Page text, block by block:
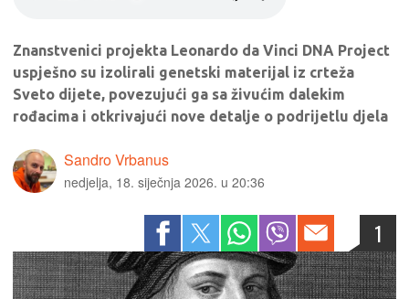
Znanstvenici projekta Leonardo da Vinci DNA Project
uspješno su izolirali genetski materijal iz crteža
Sveto dijete, povezujući ga sa živućim dalekim
rođacima i otkrivajući nove detalje o podrijetlu djela
Sandro Vrbanus
nedjelja, 18. siječnja 2026. u 20:36
1